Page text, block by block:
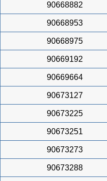
90668882
90668953
90668975
90669192
90669664
90673127
90673225
90673251
90673273
90673288